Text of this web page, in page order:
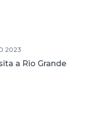
2023
a Rio Grande